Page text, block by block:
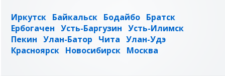
Иркутск Байкальск Бодайбо Братск
Ербогачен Усть-Баргузин Усть-Илимск
Пекин Улан-Батор Чита Улан-Удэ
Красноярск Новосибирск Москва